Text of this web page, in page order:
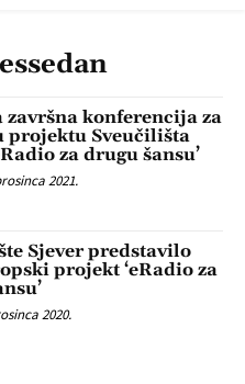
završna konferencija za
projektu Sveučilišta
za drugu šansu’
2021.
Sjever predstavilo
projekt ‘eRadio za
2020.